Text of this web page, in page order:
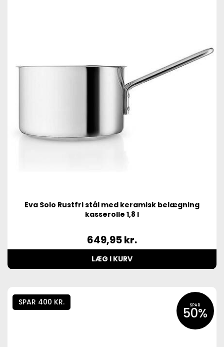
Eva Solo Rustfri stål med keramisk belægning
kasserolle 1,8 l
649,95kr.
LÆG I KURV
SPAR 400 KR. SPAR
50%